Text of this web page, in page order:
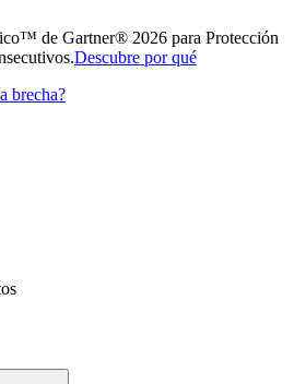
de Gartner® 2026 para Protección
Descubre por qué
brecha?